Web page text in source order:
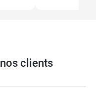
clients